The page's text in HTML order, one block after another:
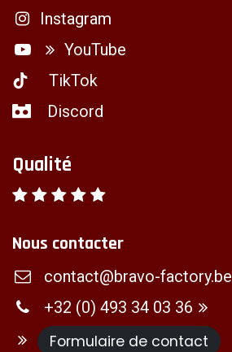
Instagram
YouTube
TikTok
Discord
Qualité
Nous contacter
contact@bravo-factory.be
+32 (0) 493 34 03 36
Formulaire de contact